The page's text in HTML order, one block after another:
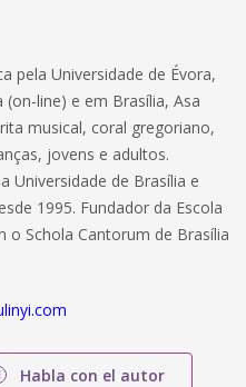
pela Universidade de Évora,
line) e em Brasília, Asa
musical, coral gregoriano,
jovens e adultos.
Universidade de Brasília e
1995. Fundador da Escola
o Schola Cantorum de Brasília
Habla con el autor